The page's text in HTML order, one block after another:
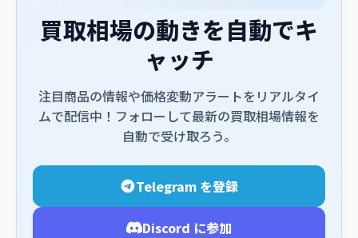
買取相場の動きを自動でキ
ャッチ
注目商品の情報や価格変動アラートをリアルタイ
ムで配信中！フォローして最新の買取相場情報を
自動で受け取ろう。
Telegram を登録
Discord に参加